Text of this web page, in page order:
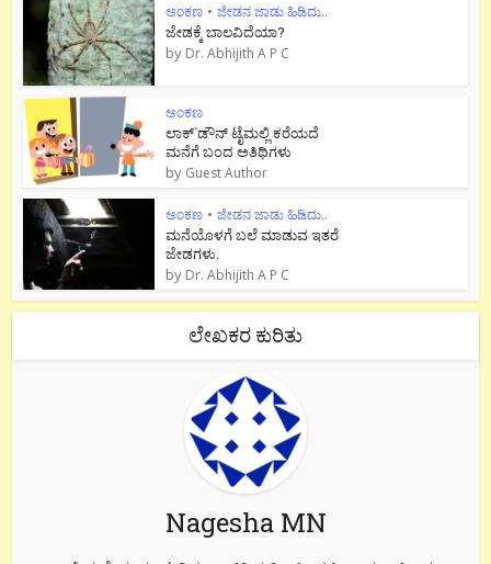
ಅಂಕಣ • ಜೇಡನ ಜಾಡು ಹಿಡಿದು..
ಜೇಡಕ್ಕೆ ಬಾಲವಿದೆಯಾ?
by Dr. Abhijith A P C
ಅಂಕಣ
ಲಾಕ್`ಡೌನ್ ಟೈಮಲ್ಲಿ ಕರೆಯದೆ
ಮನೆಗೆ ಬಂದ ಅತಿಥಿಗಳು
by Guest Author
ಅಂಕಣ • ಜೇಡನ ಜಾಡು ಹಿಡಿದು..
ಮನೆಯೊಳಗೆ ಬಲೆ ಮಾಡುವ ಇತರೆ
ಜೇಡಗಳು.
by Dr. Abhijith A P C
ಲೇಖಕರ ಕುರಿತು
Nagesha MN